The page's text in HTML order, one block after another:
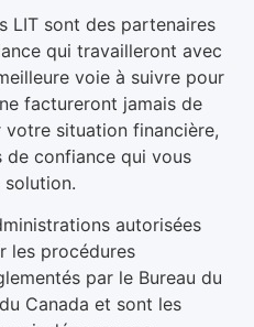
LIT sont des partenaires
qui travailleront avec
voie à suivre pour
factureront jamais de
situation financière,
de confiance qui vous
autorisées
les procédures
par le Bureau du
Canada et sont les